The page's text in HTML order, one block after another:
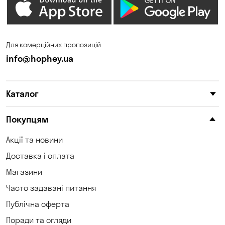
Дніпро Зазим’є
Кам'янське
Корсунці
Коцюбинське
Кривий Ріг
Крюківщина
Для комерційних пропозицій
info@hophey.ua
Каталог
Покупцям
Акції та новини
Доставка і оплата
Магазини
Часто задавані питання
Публічна оферта
Поради та огляди